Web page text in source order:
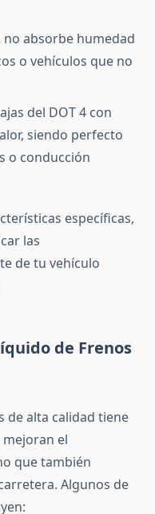
no absorbe humedad
o vehículos que no
del DOT 4 con
siendo perfecto
o conducción
específicas,
las
de tu vehículo
de Frenos
de alta calidad tiene
el
que también
Algunos de